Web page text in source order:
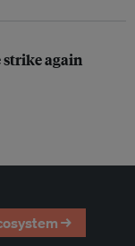
strike again
→